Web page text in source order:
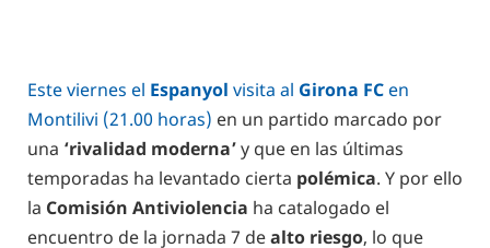
Este viernes el Espanyol visita al Girona FC en
Montilivi (21.00 horas) en un partido marcado por
una ‘rivalidad moderna’y que en las últimas
temporadas ha levantado cierta polémica. Y por ello
la Comisión Antiviolencia ha catalogado el
encuentro de la jornada 7 dealto riesgo, lo que